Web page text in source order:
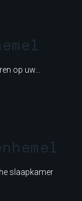
op uw…
slaapkamer